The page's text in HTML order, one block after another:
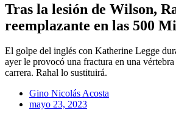
Tras la lesión de Wilson,
reemplazante en las 500
El golpe del inglés con Katherine Legge
ayer le provocó una fractura en una
carrera. Rahal lo sustituirá.
Gino Nicolás Acosta
mayo 23, 2023